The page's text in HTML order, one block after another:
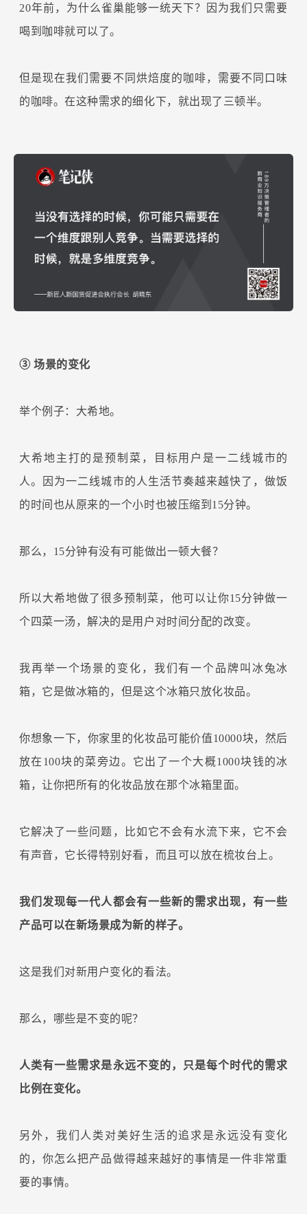
20年前，为什么雀巢能够一统天下？因为我们只需要
喝到咖啡就可以了。
但是现在我们需要不同烘焙度的咖啡，需要不同口味
的咖啡。在这种需求的细化下，就出现了三顿半。
③ 场景的变化
举个例子：大希地。
大希地主打的是预制菜，目标用户是一二线城市的
人。因为一二线城市的人生活节奏越来越快了，做饭
的时间也从原来的一个小时也被压缩到15分钟。
那么，15分钟有没有可能做出一顿大餐？
所以大希地做了很多预制菜，他可以让你15分钟做一
个四菜一汤，解决的是用户对时间分配的改变。
我再举一个场景的变化，我们有一个品牌叫冰兔冰
箱，它是做冰箱的，但是这个冰箱只放化妆品。
你想象一下，你家里的化妆品可能价值10000块，然后
放在100块的菜旁边。它出了一个大概1000块钱的冰
箱，让你把所有的化妆品放在那个冰箱里面。
它解决了一些问题，比如它不会有水流下来，它不会
有声音，它长得特别好看，而且可以放在梳妆台上。
我们发现每一代人都会有一些新的需求出现，有一些
产品可以在新场景成为新的样子。
这是我们对新用户变化的看法。
那么，哪些是不变的呢？
人类有一些需求是永远不变的，只是每个时代的需求
比例在变化。
另外，我们人类对美好生活的追求是永远没有变化
的，你怎么把产品做得越来越好的事情是一件非常重
要的事情。